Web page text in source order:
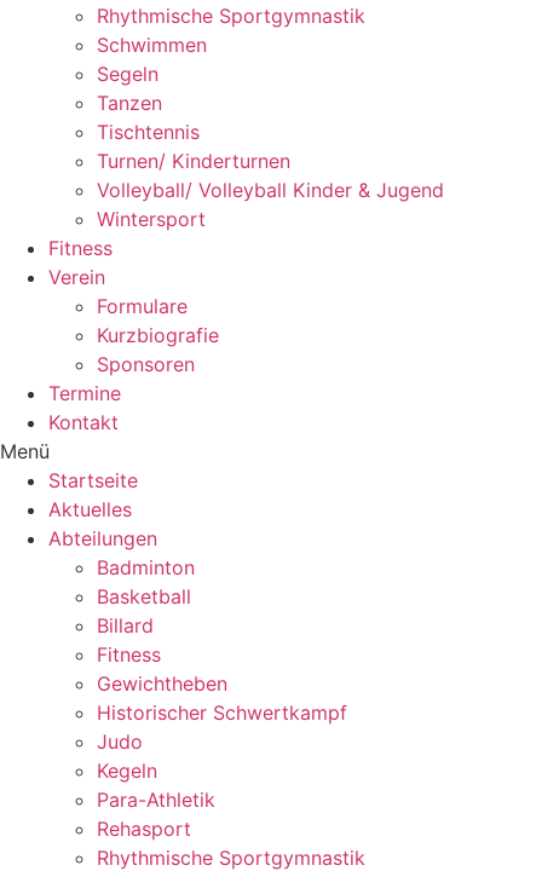
Rhythmische Sportgymnastik
Schwimmen
Segeln
Tanzen
Tischtennis
Turnen/ Kinderturnen
Volleyball/ Volleyball Kinder & Jugend
Wintersport
Fitness
Verein
Formulare
Kurzbiografie
Sponsoren
Termine
Kontakt
Menü
Startseite
Aktuelles
Abteilungen
Badminton
Basketball
Billard
Fitness
Gewichtheben
Historischer Schwertkampf
Judo
Kegeln
Para-Athletik
Rehasport
Rhythmische Sportgymnastik